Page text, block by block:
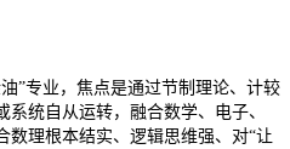
专业，焦点是通过节制理论、计较
统自从运转，融合数学、电子、
数理根本结实、逻辑思维强、对“让